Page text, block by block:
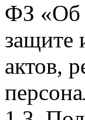
ФЗ «Об
защите
актов,